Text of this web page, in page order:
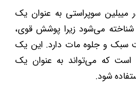
میبلین سوپراستی به عنوان یک
شناخته می‌شود زیرا پوشش قوی،
سبک و جلوه مات دارد. این یک
است که می‌تواند به عنوان یک
شود.